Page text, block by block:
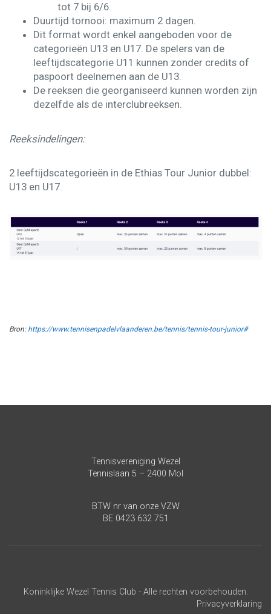
tot 7 bij 6/6. ​
Duurtijd tornooi: maximum 2 dagen​.
​Dit format wordt enkel aangeboden voor de
categorieën U13 en U17. De spelers van de
leeftijdscategorie U11 kunnen zonder credits of
paspoort deelnemen aan de U13.​
De reeksen die georganiseerd kunnen worden zijn
dezelfde als de interclubreeksen.
Reeksindelingen:
2 leeftijdscategorieën in de Ethias Tour Junior dubbel:
U13 en U17.
Bron:https://www.tennisenpadelvlaanderen.be/tennis/tennis-tour-junior#
Tennisvereniging Wezel
Tennislaan 5 – 2400 Mol
BTW nr van onze VZW
BE 0423 632 751
Koninklijke Wezel Tennis Club - Alle rechten voorbehouden.
Privacyverklaring